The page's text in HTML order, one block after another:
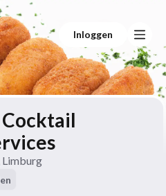
Inloggen
Limburg